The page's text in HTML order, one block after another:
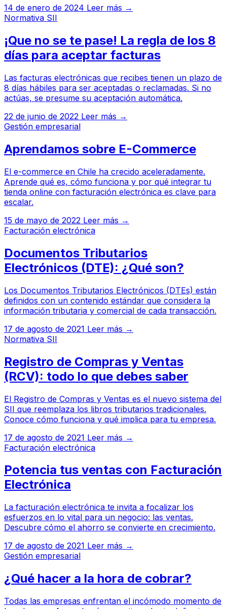
14 de enero de 2024 Leer más →
Normativa SII
¡Que no se te pase! La regla de los 8
días para aceptar facturas
Las facturas electrónicas que recibes tienen un plazo de
8 días hábiles para ser aceptadas o reclamadas. Si no
actúas, se presume su aceptación automática.
22 de junio de 2022 Leer más →
Gestión empresarial
Aprendamos sobre E-Commerce
El e-commerce en Chile ha crecido aceleradamente.
Aprende qué es, cómo funciona y por qué integrar tu
tienda online con facturación electrónica es clave para
escalar.
15 de mayo de 2022 Leer más →
Facturación electrónica
Documentos Tributarios
Electrónicos (DTE): ¿Qué son?
Los Documentos Tributarios Electrónicos (DTEs) están
definidos con un contenido estándar que considera la
información tributaria y comercial de cada transacción.
17 de agosto de 2021 Leer más →
Normativa SII
Registro de Compras y Ventas
(RCV): todo lo que debes saber
El Registro de Compras y Ventas es el nuevo sistema del
SII que reemplaza los libros tributarios tradicionales.
Conoce cómo funciona y qué implica para tu empresa.
17 de agosto de 2021 Leer más →
Facturación electrónica
Potencia tus ventas con Facturación
Electrónica
La facturación electrónica te invita a focalizar los
esfuerzos en lo vital para un negocio: las ventas.
Descubre cómo el ahorro se convierte en crecimiento.
17 de agosto de 2021 Leer más →
Gestión empresarial
¿Qué hacer a la hora de cobrar?
Todas las empresas enfrentan el incómodo momento de